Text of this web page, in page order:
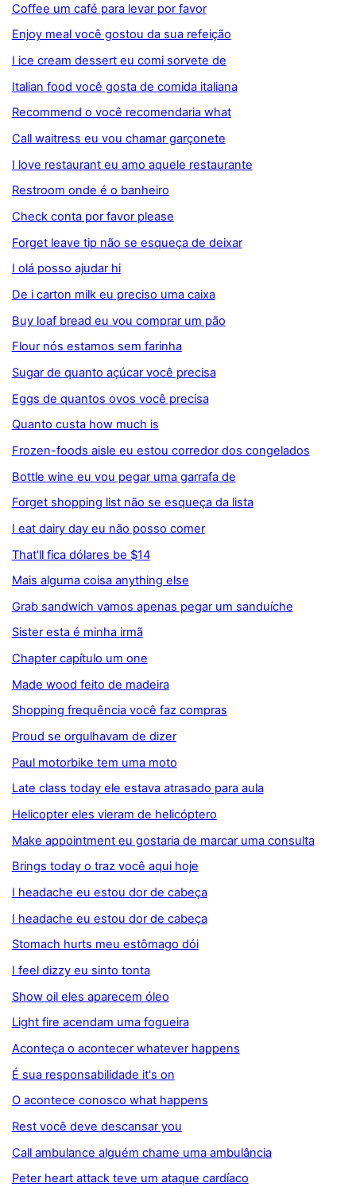
Coffee um café para levar por favor
Enjoy meal você gostou da sua refeição
I ice cream dessert eu comi sorvete de
Italian food você gosta de comida italiana
Recommend o você recomendaria what
Call waitress eu vou chamar garçonete
I love restaurant eu amo aquele restaurante
Restroom onde é o banheiro
Check conta por favor please
Forget leave tip não se esqueça de deixar
I olá posso ajudar hi
De i carton milk eu preciso uma caixa
Buy loaf bread eu vou comprar um pão
Flour nós estamos sem farinha
Sugar de quanto açúcar você precisa
Eggs de quantos ovos você precisa
Quanto custa how much is
Frozen-foods aisle eu estou corredor dos congelados
Bottle wine eu vou pegar uma garrafa de
Forget shopping list não se esqueça da lista
I eat dairy day eu não posso comer
That'll fica dólares be $14
Mais alguma coisa anything else
Grab sandwich vamos apenas pegar um sanduíche
Sister esta é minha irmã
Chapter capítulo um one
Made wood feito de madeira
Shopping frequência você faz compras
Proud se orgulhavam de dizer
Paul motorbike tem uma moto
Late class today ele estava atrasado para aula
Helicopter eles vieram de helicóptero
Make appointment eu gostaria de marcar uma consulta
Brings today o traz você aqui hoje
I headache eu estou dor de cabeça
I headache eu estou dor de cabeça
Stomach hurts meu estômago dói
I feel dizzy eu sinto tonta
Show oil eles aparecem óleo
Light fire acendam uma fogueira
Aconteça o acontecer whatever happens
É sua responsabilidade it's on
O acontece conosco what happens
Rest você deve descansar you
Call ambulance alguém chame uma ambulância
Peter heart attack teve um ataque cardíaco